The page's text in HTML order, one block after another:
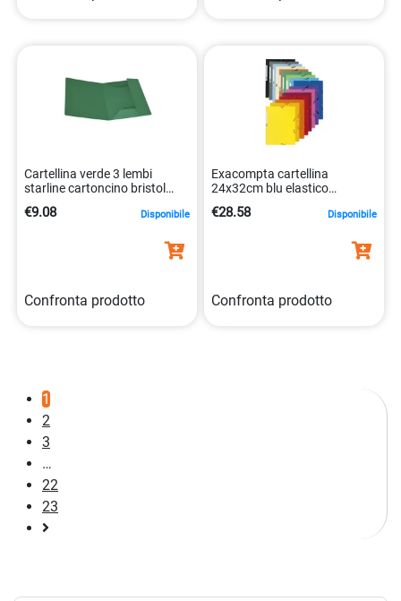
Cartellina verde 3 lembi
starline cartoncino bristol
8025133123282
€9.08 Disponibile
Confronta prodotto
Exacompta cartellina
24x32cm blu elastico
3130632555023
€28.58 Disponibile
Confronta prodotto
1
2
3
22
23